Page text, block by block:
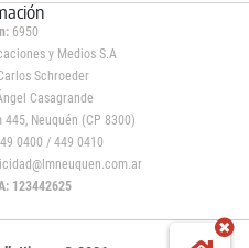
6950
y Medios S.A
Schroeder
Casagrande
Neuquén (CP 8300)
0400 / 449 0410
123442625